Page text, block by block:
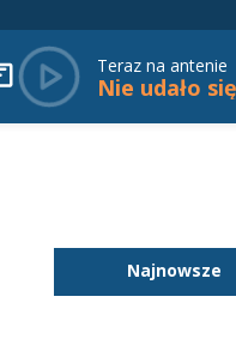
Teraz na antenie
Najnowsze